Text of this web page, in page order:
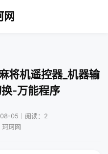
网
将机遥控器_机器输
-万能程序
05｜阅读：2
珂珂网